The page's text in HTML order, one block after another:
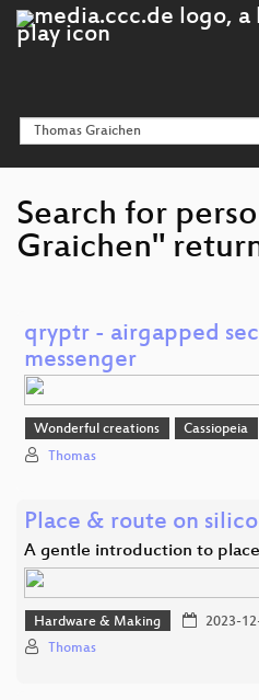
Search for
Graichen"
qryptr - airgapped
messenger
Wonderful creations Cassiopeia
Thomas
Place & route on
A gentle introduction to
Hardware & Making 2023-
Thomas